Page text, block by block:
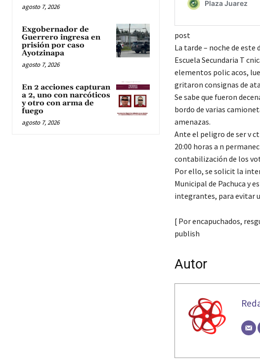
agosto 7, 2026
Exgobernador de
Guerrero ingresa en
prisión por caso
Ayotzinapa
agosto 7, 2026
En 2 acciones capturan
a 2, uno con narcóticos
y otro con arma de
fuego
agosto 7, 2026
post
La tarde – noche de
Escuela Secundaria T
elementos polic acos,
gritaron consignas de
Se sabe que fueron
bordo de varias
amenazas.
Ante el peligro de ser v
20:00 horas a n
contabilización de los
Por ello, se solicit la
Municipal de Pachuca y
integrantes, para evitar
[ Por encapuchados,
publish
Autor